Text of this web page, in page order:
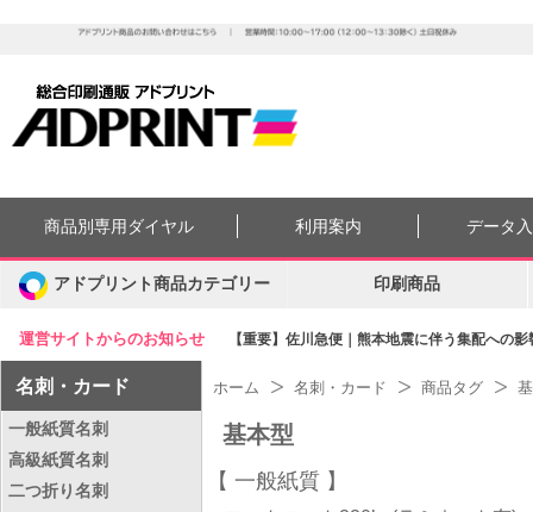
運営サイトからのお知らせ 【重要】佐川急便｜熊本地震に伴う集配への
商品別専用ダイヤル 利用案内 データ
アドプリント商品カテゴリー 印刷商品
名刺・カード
一般紙質名刺
高級紙質名刺
二つ折り名刺
ホーム 名刺・カード 商品タグ
基本型
一般紙質